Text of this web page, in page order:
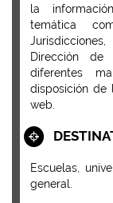
la
temática
Dirección de
diferentes
disposición de
web.
Escuelas,
general.